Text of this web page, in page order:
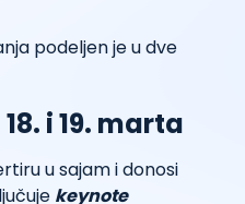
podeljen je u dve
i 19. marta
u sajam i donosi
keynote